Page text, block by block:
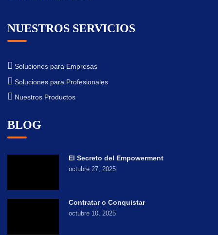
NUESTROS SERVICIOS
Soluciones para Empresas
Soluciones para Profesionales
Nuestros Productos
BLOG
El Secreto del Empowerment
octubre 27, 2025
Contratar o Conquistar
octubre 10, 2025